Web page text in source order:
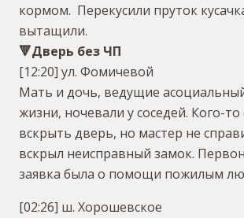
кормом. Перекусили пруток
вытащили.
🔻Дверь без ЧП
[12:20] ул. Фомичевой
Мать и дочь, ведущие
жизни, ночевали у соседей. Кого-
вскрыть дверь, но мастер не
вскрыл неисправный замок.
заявка была о помощи пожилым
[02:26] ш. Хорошевское